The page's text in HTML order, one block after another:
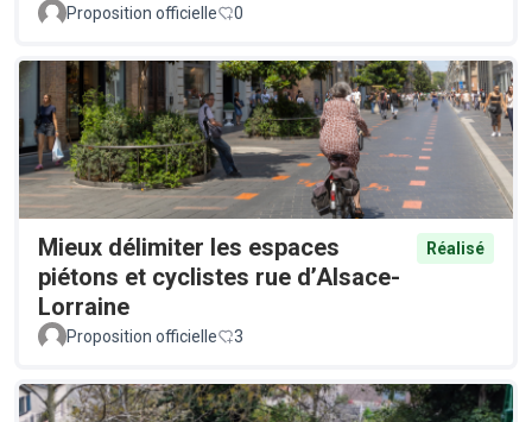
Proposition officielle 0
Mieux délimiter les espaces
piétons et cyclistes rue d’Alsace-
Lorraine
Réalisé
Proposition officielle 3